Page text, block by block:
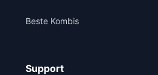
Beste Kombis
Support